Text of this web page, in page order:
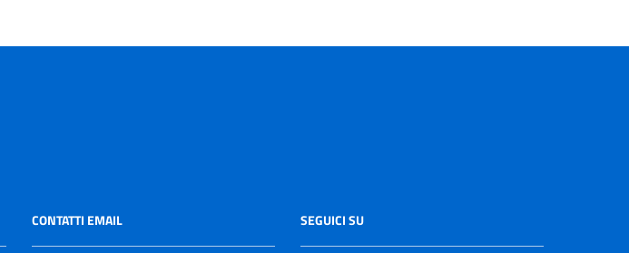
CONTATTI EMAIL SEGUICI SU